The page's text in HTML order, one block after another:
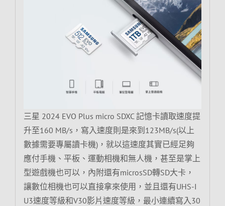
三星 2024 EVO Plus micro SDXC 記憶卡讀取速度提
升至160 MB/s，寫入速度則是來到123MB/s(以上
數據需要專屬讀卡機)，就以這速度其實已經足夠
應付手機、平板、運動相機和無人機，甚至是掌上
型遊戲機也可以，內附還有microsSD轉SD大卡，
讓數位相機也可以直接拿來使用，並且還有UHS-I
U3速度等級和V30影片速度等級，最小連續寫入30